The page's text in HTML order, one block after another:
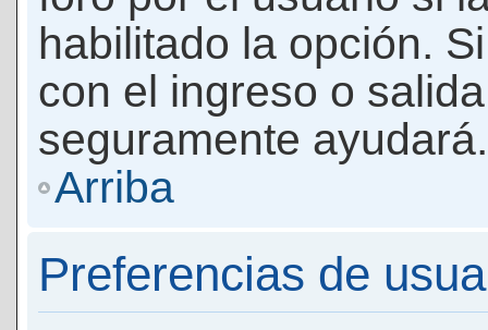
habilitado la opción.
con el ingreso o
seguramente ayudará.
Arriba
Preferencias de